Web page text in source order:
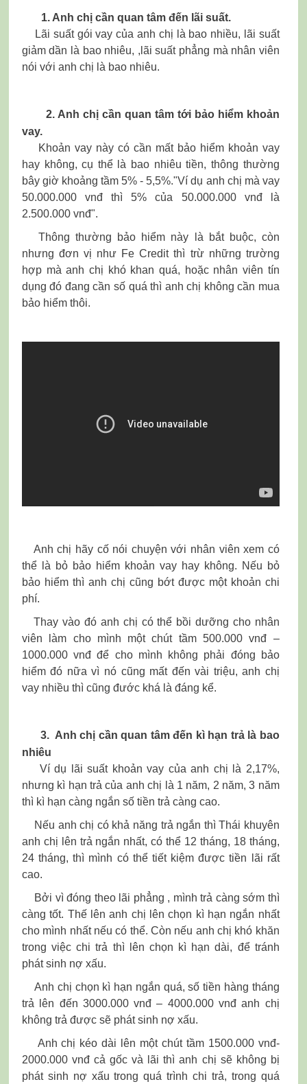
1. Anh chị cần quan tâm đến lãi suất.
Lãi suất gói vay của anh chị là bao nhiều, lãi suất
giảm dần là bao nhiêu, ,lãi suất phẳng mà nhân viên
nói với anh chị là bao nhiêu.
2. Anh chị cần quan tâm tới bảo hiểm khoản
vay.
Khoản vay này có cần mất bảo hiểm khoản vay
hay không, cụ thể là bao nhiêu tiền, thông thường
bây giờ khoảng tầm 5% - 5,5%."Ví dụ anh chị mà vay
50.000.000 vnđ thì 5% của 50.000.000 vnđ là
2.500.000 vnđ".
Thông thường bảo hiểm này là bắt buộc, còn
nhưng đơn vị như Fe Credit thì trừ những trường
hợp mà anh chị khó khan quá, hoặc nhân viên tín
dụng đó đang cần số quá thì anh chị không cần mua
bảo hiểm thôi.
Anh chị hãy cố nói chuyện với nhân viên xem có
thể là bỏ bảo hiểm khoản vay hay không. Nếu bỏ
bảo hiểm thì anh chị cũng bớt được một khoản chi
phí.
Thay vào đó anh chị có thể bồi dưỡng cho nhân
viên làm cho mình một chút tầm 500.000 vnđ –
1000.000 vnđ để cho mình không phải đóng bảo
hiểm đó nữa vì nó cũng mất đến vài triệu, anh chị
vay nhiều thì cũng đước khá là đáng kể.
3. Anh chị cần quan tâm đến kì hạn trả là bao
nhiêu
Ví dụ lãi suất khoản vay của anh chị là 2,17%,
nhưng kì hạn trả của anh chị là 1 năm, 2 năm, 3 năm
thì kì hạn càng ngắn số tiền trả càng cao.
Nếu anh chị có khả năng trả ngắn thì Thái khuyên
anh chị lên trả ngắn nhất, có thể 12 tháng, 18 tháng,
24 tháng, thì mình có thể tiết kiệm được tiền lãi rất
cao.
Bởi vì đóng theo lãi phẳng , mình trả càng sớm thì
càng tốt. Thế lên anh chị lên chọn kì hạn ngắn nhất
cho mình nhất nếu có thể. Còn nếu anh chị khó khăn
trong việc chi trả thì lên chọn kì hạn dài, để tránh
phát sinh nợ xấu.
Anh chị chọn kì hạn ngắn quá, số tiền hàng tháng
trả lên đến 3000.000 vnđ – 4000.000 vnđ anh chị
không trả được sẽ phát sinh nợ xấu.
Anh chị kéo dài lên một chút tầm 1500.000 vnđ-
2000.000 vnđ cả gốc và lãi thì anh chị sẽ không bị
phát sinh nợ xấu trong quá trình chi trả, trong quá